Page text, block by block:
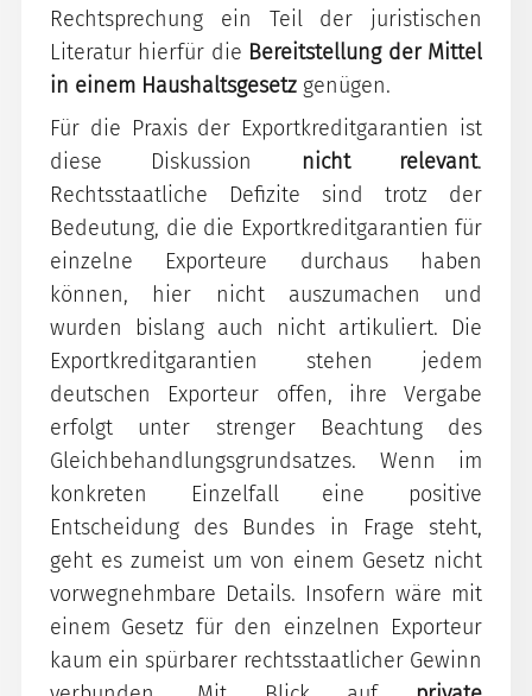
Rechtsprechung ein Teil der juristischen
Literatur hierfür die Bereitstellung der Mittel
in einem Haushaltsgesetz genügen.
Für die Praxis der Exportkreditgarantien ist
diese Diskussion
nicht relevant.
Rechtsstaatliche Defizite sind trotz der
Bedeutung, die die Exportkreditgarantien für
einzelne Exporteure durchaus haben
können, hier nicht auszumachen und
wurden bislang auch nicht artikuliert. Die
Exportkreditgarantien stehen jedem
deutschen Exporteur offen, ihre Vergabe
erfolgt unter strenger Beachtung des
Gleichbehandlungsgrundsatzes. Wenn im
konkreten Einzelfall eine positive
Entscheidung des Bundes in Frage steht,
geht es zumeist um von einem Gesetz nicht
vorwegnehmbare Details. Insofern wäre mit
einem Gesetz für den einzelnen Exporteur
kaum ein spürbarer rechtsstaatlicher Gewinn